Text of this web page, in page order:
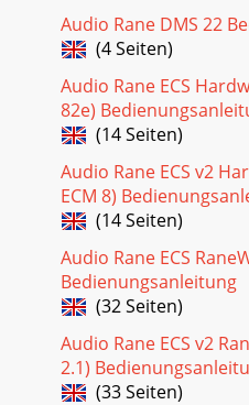
Audio Rane DMS 22
(4 Seiten)
Audio Rane ECS
82e)
(14 Seiten)
Audio Rane ECS v2
ECM 8)
(14 Seiten)
Audio Rane ECS
Bedienungsanleitung
(32 Seiten)
Audio Rane ECS v2
2.1)
(33 Seiten)